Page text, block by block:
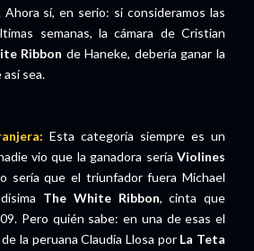
Ahora sí, en serio: si consideramos las
semanas, la cámara de Cristian
Ribbon de Haneke, debería ganar la
sea.
Esta categoría siempre es un
vio que la ganadora sería Violines
sería que el triunfador fuera Michael
The White Ribbon, cinta que
Pero quién sabe: en una de esas el
la peruana Claudia Llosa por La Teta